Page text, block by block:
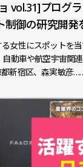
vol.31]プログ
制御の研究開
女性にスポットを
動車や航空宇宙関
新宿区、森実敏彦